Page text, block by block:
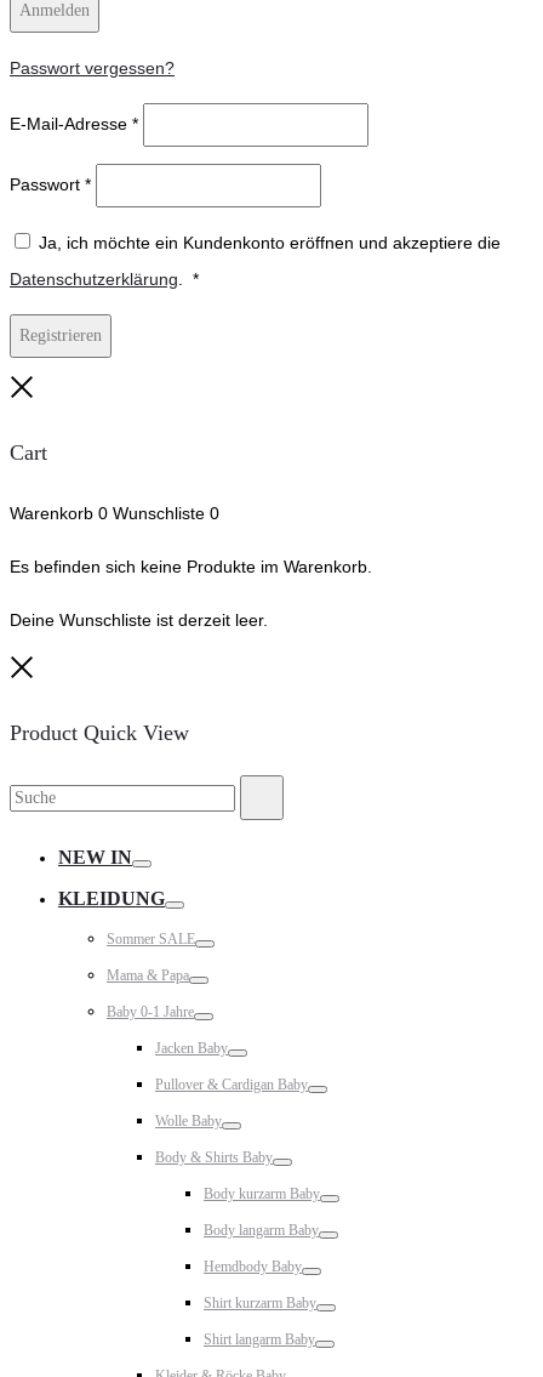
Anmelden
Passwort vergessen?
E-Mail-Adresse *
Passwort *
Ja, ich möchte ein Kundenkonto eröffnen und akzeptiere die
Datenschutzerklärung
*Erforderlich
Registrieren
Cart
Warenkorb 0 Wunschliste 0
Es befinden sich keine Produkte im Warenkorb.
Deine Wunschliste ist derzeit leer.
Product Quick View
Suche
NEW IN
KLEIDUNG
Sommer SALE
Mama & Papa
Baby 0-1 Jahre
Jacken Baby
Pullover & Cardigan Baby
Wolle Baby
Body & Shirts Baby
Body kurzarm Baby
Body langarm Baby
Hemdbody Baby
Shirt kurzarm Baby
Shirt langarm Baby